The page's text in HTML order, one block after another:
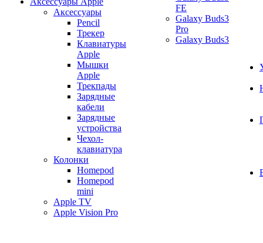
Аксессуары
Pencil
Трекер
Клавиатуры
Apple
Мышки
Apple
Трекпады
Зарядные
кабели
Зарядные
устройства
Чехол-
клавиатура
Колонки
Homepod
Homepod
mini
Apple TV
Apple Vision Pro
FE
Galaxy Buds3
Pro
Galaxy Buds3